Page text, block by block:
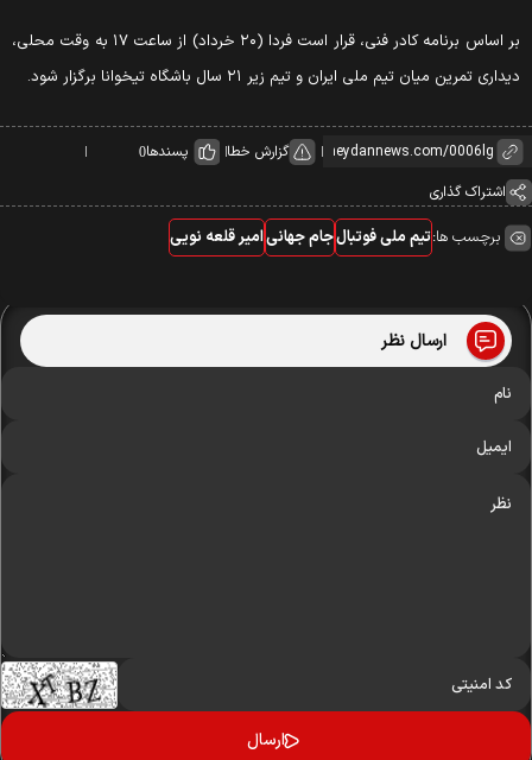
بر اساس برنامه کادر فنی، قرار است فردا (۲۰ خرداد) از ساعت ۱۷ به وقت محلی،
دیداری تمرین میان تیم ملی ایران و تیم زیر ۲۱ سال باشگاه تیخوانا برگزار شود.
گزارش خطا پسندها0
اشتراک گذاری
برچسب ها:تیم ملی فوتبالجام جهانیامیر قلعه نویی
ارسال نظر